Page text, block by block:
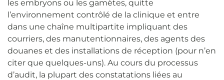
les embryons ou les gamètes, quitte
l’environnement contrôlé de la clinique et entre
dans une chaîne multipartite impliquant des
courriers, des manutentionnaires, des agents des
douanes et des installations de réception (pour n’en
citer que quelques-uns). Au cours du processus
d’audit, la plupart des constatations liées au